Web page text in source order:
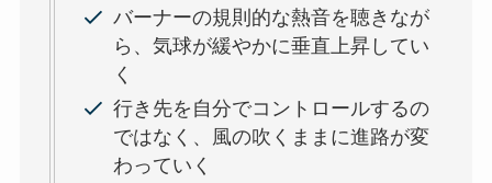
バーナーの規則的な熱音を聴きなが
ら、気球が緩やかに垂直上昇してい
く
行き先を自分でコントロールするの
ではなく、風の吹くままに進路が変
わっていく